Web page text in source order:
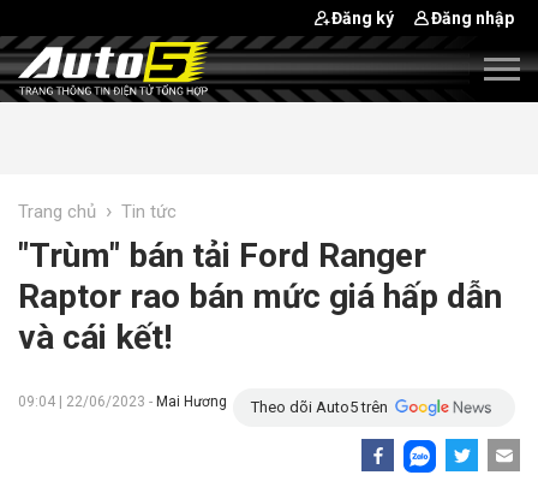
Đăng ký Đăng nhập
Trang chủ › Tin tức
"Trùm" bán tải Ford Ranger
Raptor rao bán mức giá hấp dẫn
và cái kết!
09:04 | 22/06/2023 - Mai Hương Theo dõi Auto5 trên